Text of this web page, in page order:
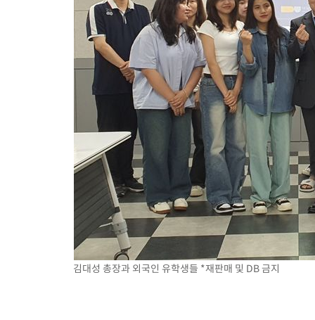
[속보]與 당대표 경선, 제주·인천 권리당원 투표 김민석 승리
낮 최고 35도 '무더위'…동해안 시간당 30㎜ '강한 비'[내일날
[속보]이강인 "감독님이 원하는 마음 느꼈고, 많은 트로피 원해
수도권 40도 육박 '펄펄'…동해안 일부 지역엔 호의주의보
온열질환 사망자 3명 늘어…누적 환자 3000명 돌파
강릉에 시간당 81.4㎜ 물폭탄…도로 잠기고 담벼락 붕괴
백운산서 80년근 천종산삼 9뿌리 발견…감정가 1.3억원
선재도서 해루질 나섰다 실종 60대, 닷새 만에 숨진 채 발견
남자 농구, 나고야 아시안게임서 '홈팀' 일본과 한일전
여수 오동도 해상서 모터보트 전복…1명 사망·1명 실종
극한폭염 한풀 꺾이지만…'낮 최고 35도' 무더위, 열대야 계속[다
축구협회 "압수수색·성접대 논란 사과…쇄신의 기회로 삼겠다"
[속보]'압수수색·성접대 논란' 축구협회 "실망과 걱정 안겨드려
'최고 37도' 폭염 지속…강원동해안 최대 150㎜ 비
김대성 총장과 외국인 유학생들 *재판매 및 DB 금지